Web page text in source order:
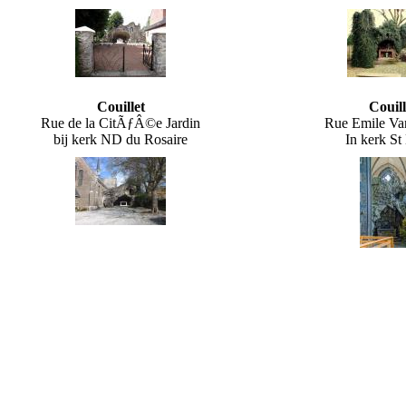
Couillet
Rue de la CitÃƒÂ©e Jardin
bij kerk ND du Rosaire
Rue Emile
In kerk St